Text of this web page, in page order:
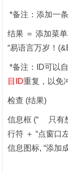
*备注：添加一
结果 ＝ 添加菜
“易语言万岁！
*备注： ID可以
目 ID重复，以免
检查 (结果)
信息框 (“ 只有
行符 ＋ “点窗
信息图标,“添加